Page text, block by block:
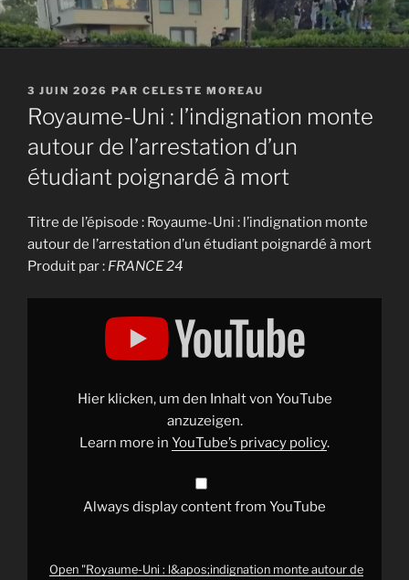
PUBLIÉ
LE
3 JUIN 2026 PAR CELESTE MOREAU
Royaume-Uni : l’indignation monte
autour de l’arrestation d’un
étudiant poignardé à mort
Titre de l’épisode : Royaume-Uni : l’indignation monte
autour de l’arrestation d’un étudiant poignardé à mort
Produit par : FRANCE 24
Display
l&apos;indignation
l&apos;arrestation
poignardé
Hier klicken, um den Inhalt von YouTube
anzuzeigen.
Learn more in YouTube’s privacy policy.
Always display content from YouTube
Open "Royaume-Uni : l&apos;indignation monte autour de